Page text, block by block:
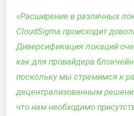
«Расширение в различных
CloudSigma происходит
Диверсификация локаций
как для провайдера
поскольку мы стремимся к
децентрализованным
что нам необходимо